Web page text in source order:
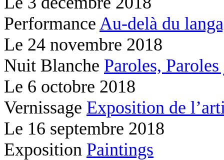
Performance Au-delà du
Le 24 novembre 2018
Nuit Blanche Paroles,
Le 6 octobre 2018
Vernissage Exposition de
Le 16 septembre 2018
Exposition Paintings